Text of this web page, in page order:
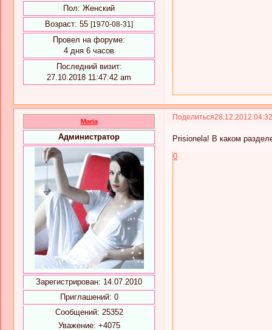
Пол: Женский
Возраст: 55 [1970-08-31]
Провел на форуме:
4 дня 6 часов
Последний визит:
27.10.2018 11:47:42 am
Поделиться28.12.2012
Maria
Администратор
Зарегистрирован: 14.07.2010
Приглашений: 0
Сообщений: 25352
Уважение: +4075
Prisionela! В каком
0